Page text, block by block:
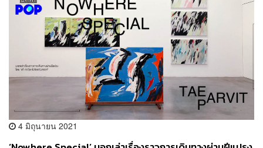
4 มิถุนายน 2021